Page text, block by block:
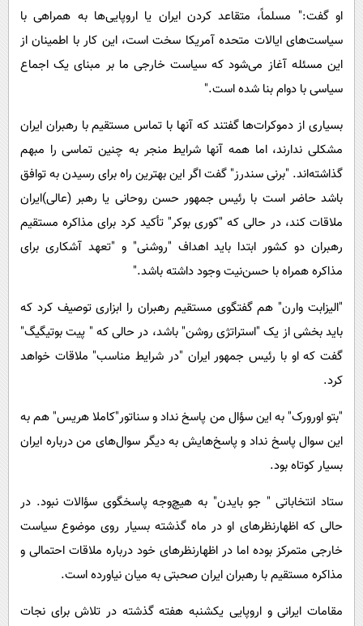
او گفت:" مسلماً، متقاعد کردن ایران یا اروپایی‌ها به همراهی با
سیاست‌های ایالات متحده آمریکا سخت است، این کار با اطمینان از
این مسئله آغاز می‌شود که سیاست خارجی ما بر مبنای یک اجماع
سیاسی با دوام بنا شده است."
بسیاری از دموکرات‌ها گفتند که آنها با تماس مستقیم با رهبران ایران
مشکلی ندارند، اما همه آنها شرایط منجر به چنین تماسی را مبهم
گذاشته‌اند. "برنی سندرز" گفت اگر این بهترین راه برای رسیدن به توافق
باشد حاضر است با رئیس جمهور حسن روحانی یا رهبر (عالی)ایران
ملاقات کند، در حالی که "کوری بوکر" تأکید کرد برای مذاکره مستقیم
رهبران دو کشور ابتدا باید اهداف "روشنی" و "تعهد آشکاری برای
مذاکره همراه با حسن‌نیت وجود داشته باشد."
"الیزابت وارن" هم گفتگوی مستقیم رهبران را ابزاری توصیف کرد که
باید بخشی از یک "استراتژی روشن" باشد، در حالی که " پیت بوتیگیگ"
گفت که او با رئیس جمهور ایران "در شرایط مناسب" ملاقات خواهد
کرد.
"بتو اورورک" به این سؤال من پاسخ نداد و سناتور"کاملا هریس" هم به
این سوال پاسخ نداد و پاسخ‌هایش به دیگر سوال‌های من درباره ایران
بسیار کوتاه بود.
ستاد انتخاباتی " جو بایدن" به هیچ‌وجه پاسخگوی سؤالات نبود. در
حالی که اظهارنظرهای او در ماه گذشته بسیار روی موضوع سیاست
خارجی متمرکز بوده اما در اظهارنظرهای خود درباره ملاقات احتمالی و
مذاکره مستقیم با رهبران ایران صحبتی به میان نیاورده است.
مقامات ایرانی و اروپایی یکشنبه هفته گذشته در تلاش برای نجات